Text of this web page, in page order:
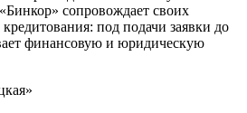
сопровождает своих
под подачи заявки до
финансовую и юридическую